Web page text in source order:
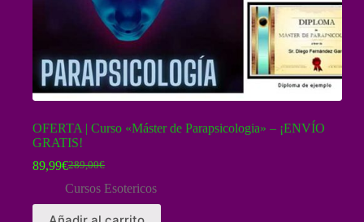
OFERTA | Curso «Máster de Parapsicologia» – ¡ENVÍO
GRATIS!
289,00€
El
precio
era:
89,99€El
precio
es:
Cursos Esotericos